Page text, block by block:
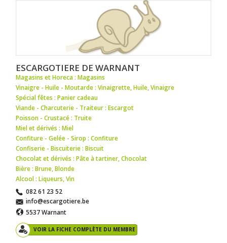
ESCARGOTIERE DE WARNANT
Magasins et Horeca : Magasins
Vinaigre - Huile - Moutarde : Vinaigrette,Huile,Vinaigre
Spécial fêtes : Panier cadeau
Viande - Charcuterie - Traiteur : Escargot
Poisson - Crustacé : Truite
Miel et dérivés : Miel
Confiture - Gelée - Sirop : Confiture
Confiserie - Biscuiterie : Biscuit
Chocolat et dérivés : Pâte à tartiner,Chocolat
Bière : Brune,Blonde
Alcool : Liqueurs,Vin
082 61 23 52
info@escargotiere.be
5537 Warnant
VOIR LA FICHE COMPLÈTE DU MEMBRE